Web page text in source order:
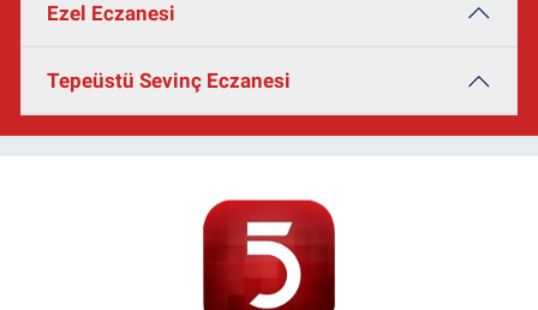
Ezel Eczanesi
Tepeüstü Sevinç Eczanesi